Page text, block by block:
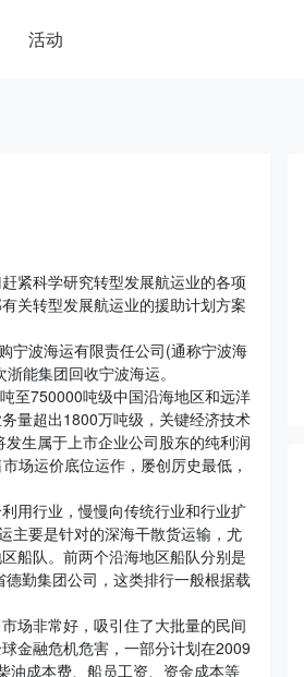
活动
紧科学研究转型发展航运业的各项
关转型发展航运业的援助计划方案
宁波海运有限责任公司(通称宁波海
能集团回收宁波海运。
至750000吨级中国沿海地区和远洋
量超出1800万吨级，关键经济技术
生属于上市企业公司股东的纯利润
场运价底位运作，屡创厉史最低，
用行业，慢慢向传统行业和行业扩
主要是针对的深海干散货运输，尤
船队。前两个沿海地区船队分别是
勤集团公司，这类排行一般根据载
场非常好，吸引住了大批量的民间
金融危机危害，一部分计划在2009
油成本费、船员工资、资金成本等